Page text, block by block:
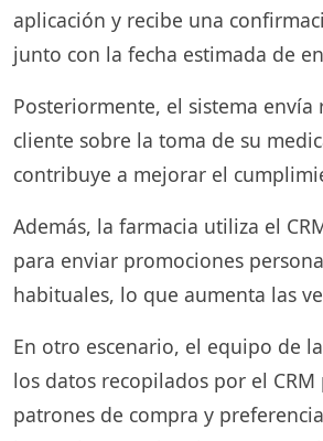
aplicación y recibe una
junto con la fecha estimada de
Posteriormente, el sistema envía
cliente sobre la toma de su
contribuye a mejorar el
Además, la farmacia utiliza el
para enviar promociones
habituales, lo que aumenta las
En otro escenario, el equipo de
los datos recopilados por el
patrones de compra y